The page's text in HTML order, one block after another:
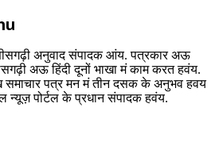
अनुवाद संपादक आंय. पत्रकार अऊ
अऊ हिंदी दूनों भाखा मं काम करत हवंय.
समाचार पत्र मन मं तीन दसक के अनुभव हवय
पोर्टल के प्रधान संपादक हवंय.